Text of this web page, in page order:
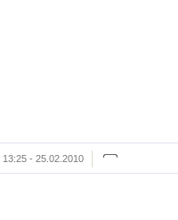
13:25 - 25.02.2010